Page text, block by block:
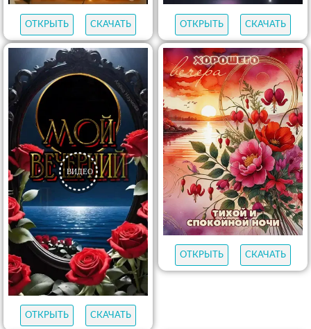
ОТКРЫТЬ СКАЧАТЬ ОТКРЫТЬ СКАЧАТЬ
ОТКРЫТЬ СКАЧАТЬ
ОТКРЫТЬ СКАЧАТЬ